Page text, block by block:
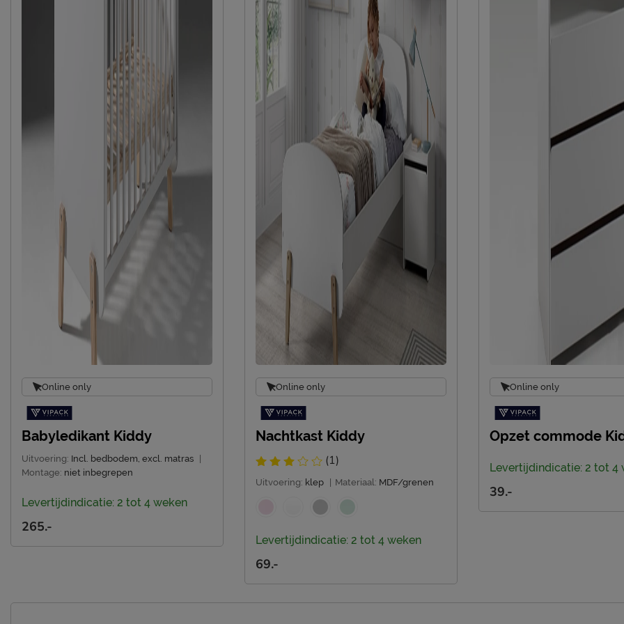
Online only
Babyledikant Kiddy
Uitvoering: Incl. bedbodem, excl. matras
Montage: niet inbegrepen
Levertijdindicatie: 2 tot 4 weken
265.-
Online only
Nachtkast Kiddy
(1)
Uitvoering: klep Materiaal: MDF/grenen
Levertijdindicatie: 2 tot 4 weken
69.-
Online only
Opzet commode
Levertijdindicatie: 2 tot 4
39.-